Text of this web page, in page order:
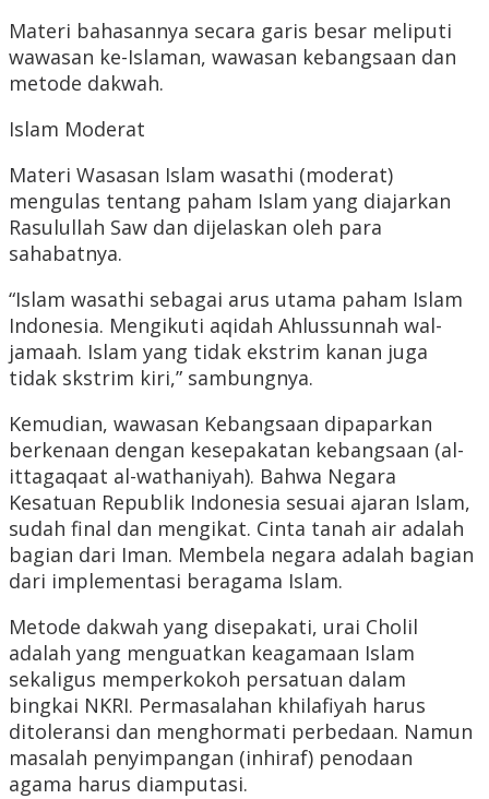
Materi bahasannya secara garis besar meliputi
wawasan ke-Islaman, wawasan kebangsaan dan
metode dakwah.
Islam Moderat
Materi Wasasan Islam wasathi (moderat)
mengulas tentang paham Islam yang diajarkan
Rasulullah Saw dan dijelaskan oleh para
sahabatnya.
“Islam wasathi sebagai arus utama paham Islam
Indonesia. Mengikuti aqidah Ahlussunnah wal-
jamaah. Islam yang tidak ekstrim kanan juga
tidak skstrim kiri,” sambungnya.
Kemudian, wawasan Kebangsaan dipaparkan
berkenaan dengan kesepakatan kebangsaan (al-
ittagaqaat al-wathaniyah). Bahwa Negara
Kesatuan Republik Indonesia sesuai ajaran Islam,
sudah final dan mengikat. Cinta tanah air adalah
bagian dari Iman. Membela negara adalah bagian
dari implementasi beragama Islam.
Metode dakwah yang disepakati, urai Cholil
adalah yang menguatkan keagamaan Islam
sekaligus memperkokoh persatuan dalam
bingkai NKRI. Permasalahan khilafiyah harus
ditoleransi dan menghormati perbedaan. Namun
masalah penyimpangan (inhiraf) penodaan
agama harus diamputasi.